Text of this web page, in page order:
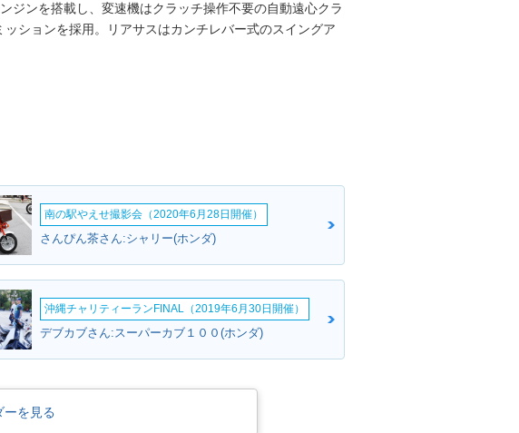
ジンを搭載し、変速機はクラッチ操作不要の自動遠心クラ
ションを採用。リアサスはカンチレバー式のスイングア
南の駅やえせ撮影会（2020年6月28日開催）
さんぴん茶さん:シャリー(ホンダ)
沖縄チャリティーランFINAL（2019年6月30日開催）
デブカブさん:スーパーカブ１００(ホンダ)
を見る